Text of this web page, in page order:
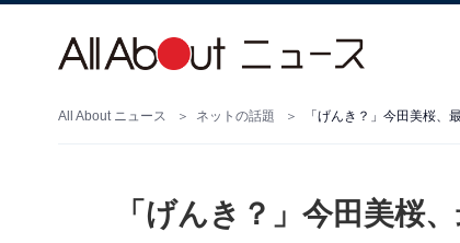
All About ニュース ネットの話題 「げんき？」今田美桜、
「げんき？」今田美桜